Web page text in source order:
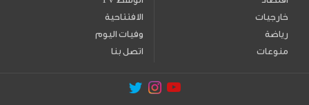
خارجيات
رياضة
منوعات
الافتتاحية
وفيات اليوم
اتصل بنا